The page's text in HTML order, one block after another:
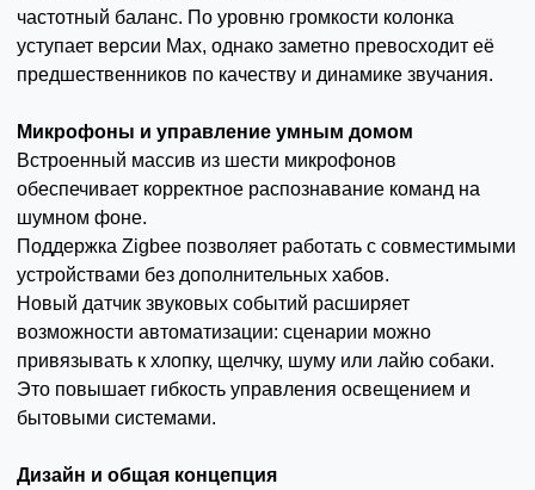
частотный баланс. По уровню громкости колонка
уступает версии Max, однако заметно превосходит её
предшественников по качеству и динамике звучания.
Микрофоны и управление умным домом
Встроенный массив из шести микрофонов
обеспечивает корректное распознавание команд на
шумном фоне.
Поддержка Zigbee позволяет работать с совместимыми
устройствами без дополнительных хабов.
Новый датчик звуковых событий расширяет
возможности автоматизации: сценарии можно
привязывать к хлопку, щелчку, шуму или лайю собаки.
Это повышает гибкость управления освещением и
бытовыми системами.
Дизайн и общая концепция